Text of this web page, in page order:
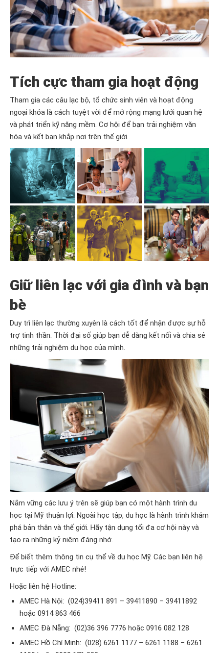
Tích cực tham gia hoạt động
Tham gia các câu lạc bộ, tổ chức sinh viên và hoạt động
ngoại khóa là cách tuyệt vời để mở rộng mạng lưới quan hệ
và phát triển kỹ năng mềm. Cơ hội để bạn trải nghiệm văn
hóa và kết bạn khắp nơi trên thế giới.
Giữ liên lạc với gia đình và bạn
bè
Duy trì liên lạc thường xuyên là cách tốt để nhận được sự hỗ
trợ tinh thần. Thời đại số giúp bạn dễ dàng kết nối và chia sẻ
những trải nghiệm du học của mình.
Nắm vững các lưu ý trên sẽ giúp bạn có một hành trình du
học tại Mỹ thuận lợi. Ngoài học tập, du học là hành trình khám
phá bản thân và thế giới. Hãy tận dụng tối đa cơ hội này và
tạo ra những kỷ niệm đáng nhớ.
Để biết thêm thông tin cụ thể về du học Mỹ. Các bạn liên hệ
trực tiếp với AMEC nhé!
Hoặc liên hệ Hotline:
AMEC Hà Nội: (024)39411 891 – 39411890 – 39411892
hoặc 0914 863 466
AMEC Đà Nẵng: (02)36 396 7776 hoặc 0916 082 128
AMEC Hồ Chí Minh: (028) 6261 1177 – 6261 1188 – 6261